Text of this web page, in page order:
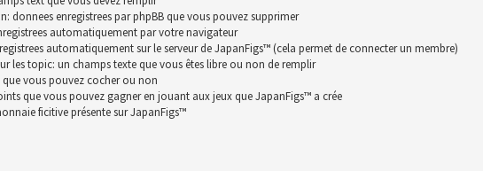
donnees enregistrees par phpBB que vous pouvez supprimer
automatiquement par votre navigateur
automatiquement sur le serveur de JapanFigs™ (cela permet de connecter un membre)
les topic: un champs texte que vous êtes libre ou non de remplir
vous pouvez cocher ou non
que vous pouvez gagner en jouant aux jeux que JapanFigs™ a crée
ficitive présente sur JapanFigs™